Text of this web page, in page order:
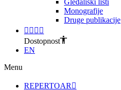
Gledališki listi
Monografije
Druge publikacije
Dostopnost
EN
Menu
REPERTOAR